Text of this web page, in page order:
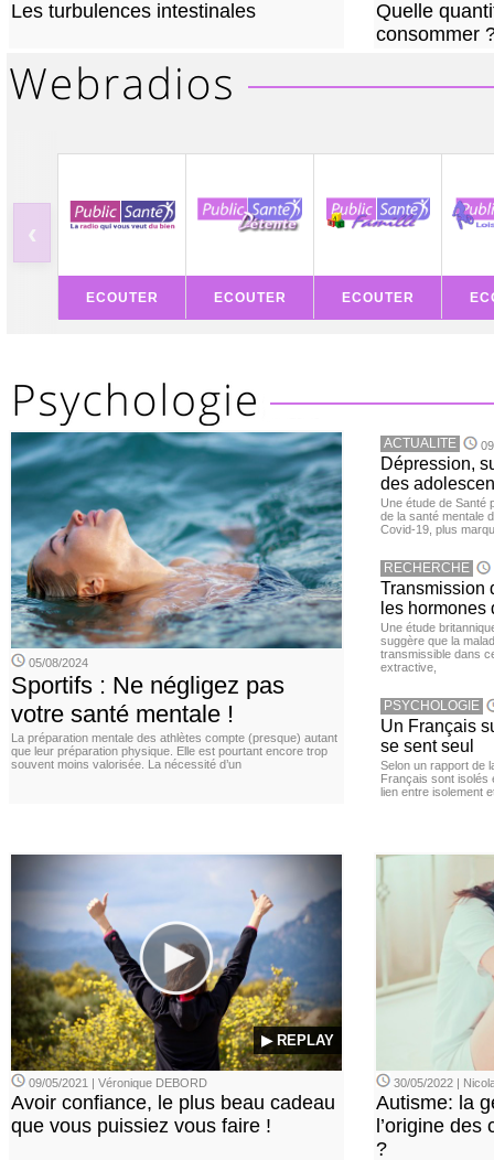
Les turbulences intestinales
Quelle
consommer
‹
ECOUTER ECOUTER ECOUTER
05/08/2024
Sportifs : Ne négligez pas
votre santé mentale !
La préparation mentale des athlètes compte (presque) autant
que leur préparation physique. Elle est pourtant encore trop
souvent moins valorisée. La nécessité d’un
ACTUALITE
Dépression,
des
Une étude de Santé
de la santé mentale
Covid-19, plus
RECHERCHE
Transmission
les hormones
Une étude
suggère que la
transmissible dans
extractive,
PSYCHOLOGIE
Un Français
se sent seul
Selon un rapport de
Français sont isolés
lien entre isolement
▶ REPLAY
09/05/2021 | Véronique DEBORD
Avoir confiance, le plus beau cadeau
que vous puissiez vous faire !
30/05/2022 |
Autisme: la
l’origine
?